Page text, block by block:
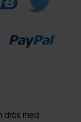
drös med